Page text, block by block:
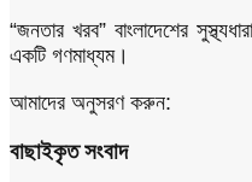
“জনতার খরব” বাংলাদেশের
একটি গণমাধ্যম।
আমাদের অনুসরণ করুন:
বাছাইকৃত সংবাদ